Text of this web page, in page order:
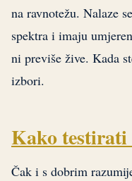
na ravnotežu. Nalaze
spektra i imaju
ni previše žive. Kada
izbori.
Kako testirati
Čak i s dobrim